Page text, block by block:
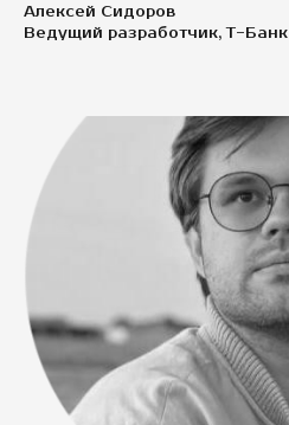
Алексей Сидоров
Ведущий разработчик, Т-Банк